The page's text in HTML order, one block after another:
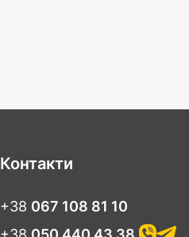
Контакти
+38 067 108 81 10